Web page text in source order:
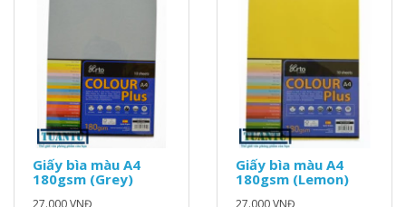
Giấy bìa màu A4
180gsm (Grey)
27.000 VNĐ
Giấy bìa màu A4
180gsm (Lemon)
27.000 VNĐ